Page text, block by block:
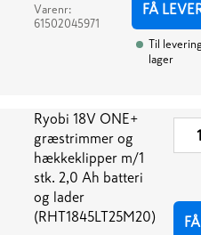
Varenr:
61502045971
FÅ
Til
lager
Ryobi 18V ONE+
græstrimmer og
hækkeklipper m/1
stk. 2,0 Ah batteri
og lader
(RHT1845LT25M20)